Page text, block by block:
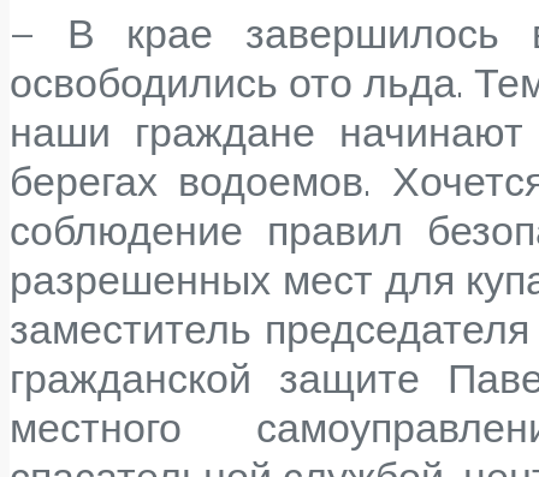
– В крае завершилось
освободились ото льда.
наши граждане
берегах водоемов.
соблюдение правил
разрешенных мест для
заместитель
гражданской защите
местного